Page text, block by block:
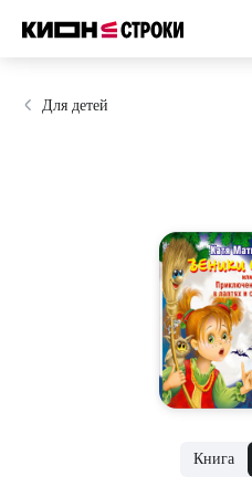
Для детей
Книга